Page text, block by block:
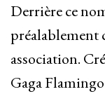
Derrière ce
préalablement
association.
Gaga